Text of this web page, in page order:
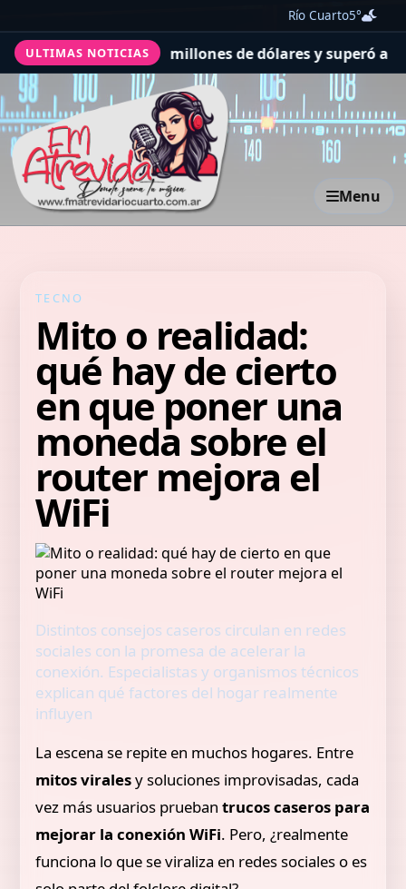
Río Cuarto5°
ULTIMAS NOTICIAS
160 millones de dólares y superó a Bellingham,
Menu
TECNO
Mito o realidad:
qué hay de cierto
en que poner una
moneda sobre el
router mejora el
WiFi
Distintos consejos caseros circulan en redes
sociales con la promesa de acelerar la
conexión. Especialistas y organismos técnicos
explican qué factores del hogar realmente
influyen
La escena se repite en muchos hogares. Entre
mitos viralesy soluciones improvisadas, cada
vez más usuarios pruebantrucos caseros para
mejorar la conexión WiFi. Pero, ¿realmente
funciona lo que se viraliza en redes sociales o es